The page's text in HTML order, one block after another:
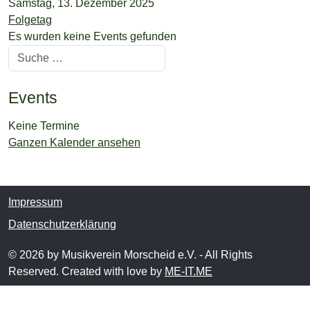
Samstag, 13. Dezember 2025
Folgetag
Es wurden keine Events gefunden
Suchen
Events
Keine Termine
Ganzen Kalender ansehen
Impressum
Datenschutzerklärung
© 2026 by Musikverein Morscheid e.V. - All Rights
Reserved. Created with love by ME-IT.ME